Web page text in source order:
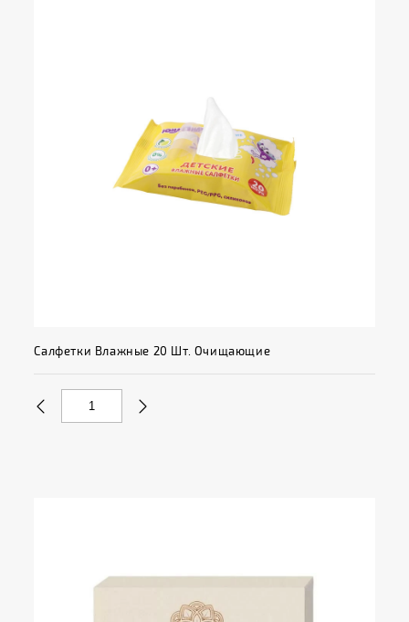
Салфетки Влажные 20 Шт. Очищающие